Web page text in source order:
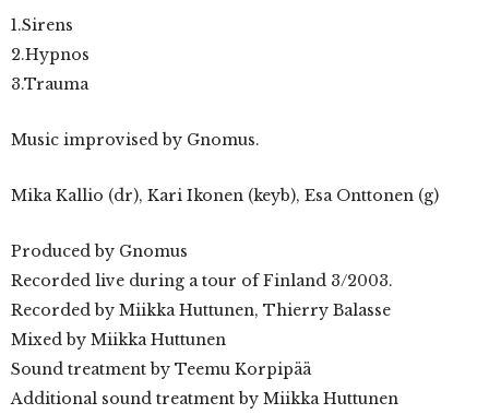
1.Sirens
2.Hypnos
3.Trauma
Music improvised by Gnomus.
Mika Kallio (dr), Kari Ikonen (keyb), Esa Onttonen (g)
Produced by Gnomus
Recorded live during a tour of Finland 3/2003.
Recorded by Miikka Huttunen, Thierry Balasse
Mixed by Miikka Huttunen
Sound treatment by Teemu Korpipää
Additional sound treatment by Miikka Huttunen